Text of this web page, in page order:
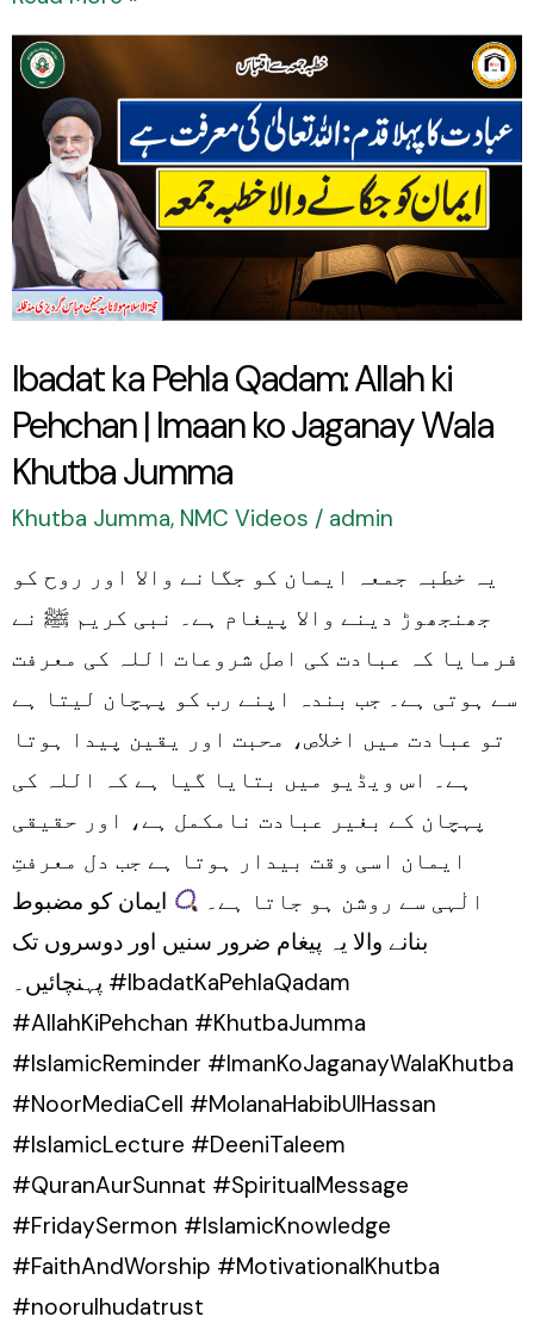
Ibadat ka Pehla Qadam: Allah ki
Pehchan | Imaan ko Jaganay Wala
Khutba Jumma
Khutba Jumma, NMC Videos / admin
یہ خطبہ جمعہ ایمان کو جگانے والا اور روح کو
جھنجھوڑ دینے والا پیغام ہے۔ نبی کریم ﷺ نے
فرمایا کہ عبادت کی اصل شروعات اللہ کی معرفت
سے ہوتی ہے۔ جب بندہ اپنے رب کو پہچان لیتا ہے
تو عبادت میں اخلاص، محبت اور یقین پیدا ہوتا
ہے۔ اس ویڈیو میں بتایا گیا ہے کہ اللہ کی
پہچان کے بغیر عبادت نامکمل ہے، اور حقیقی
ایمان اسی وقت بیدار ہوتا ہے جب دل معرفتِ
الٰہی سے روشن ہو جاتا ہے۔
ایمان کو مضبوط
بنانے والا یہ پیغام ضرور سنیں اور دوسروں تک
پہنچائیں۔ #IbadatKaPehlaQadam
#AllahKiPehchan #KhutbaJumma
#IslamicReminder #ImanKoJaganayWalaKhutba
#NoorMediaCell #MolanaHabibUlHassan
#IslamicLecture #DeeniTaleem
#QuranAurSunnat #SpiritualMessage
#FridaySermon #IslamicKnowledge
#FaithAndWorship #MotivationalKhutba
#noorulhudatrust
Ibadat
ka
Pehla
Qadam:
Allah
ki
Pehchan
Imaan
ko
Jaganay
Jumma